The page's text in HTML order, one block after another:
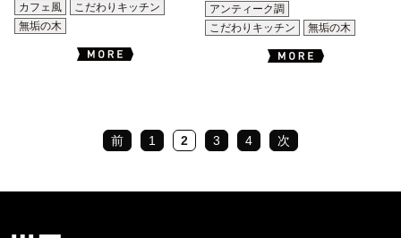
カフェ風
こだわりキッチン
無垢の木
アンティーク調
こだわりキッチン
無垢の木
前 1 2 3 4 次